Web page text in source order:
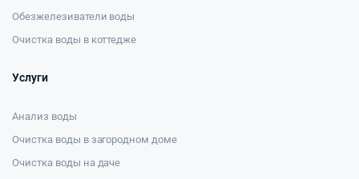
Обезжелезиватели воды
Очистка воды в коттедже
Услуги
Анализ воды
Очистка воды в загородном доме
Очистка воды на даче